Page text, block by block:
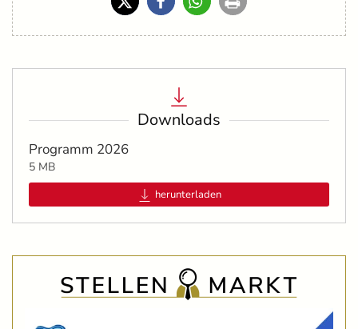
Downloads
Programm 2026
5 MB
herunterladen